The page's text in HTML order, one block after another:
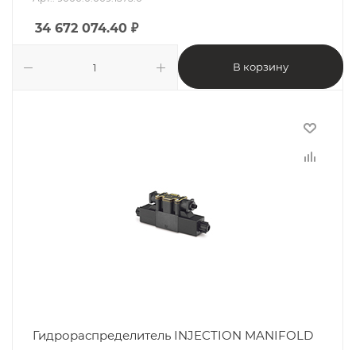
34 672 074.40 ₽
В корзину
Гидрораспределитель INJECTION MANIFOLD